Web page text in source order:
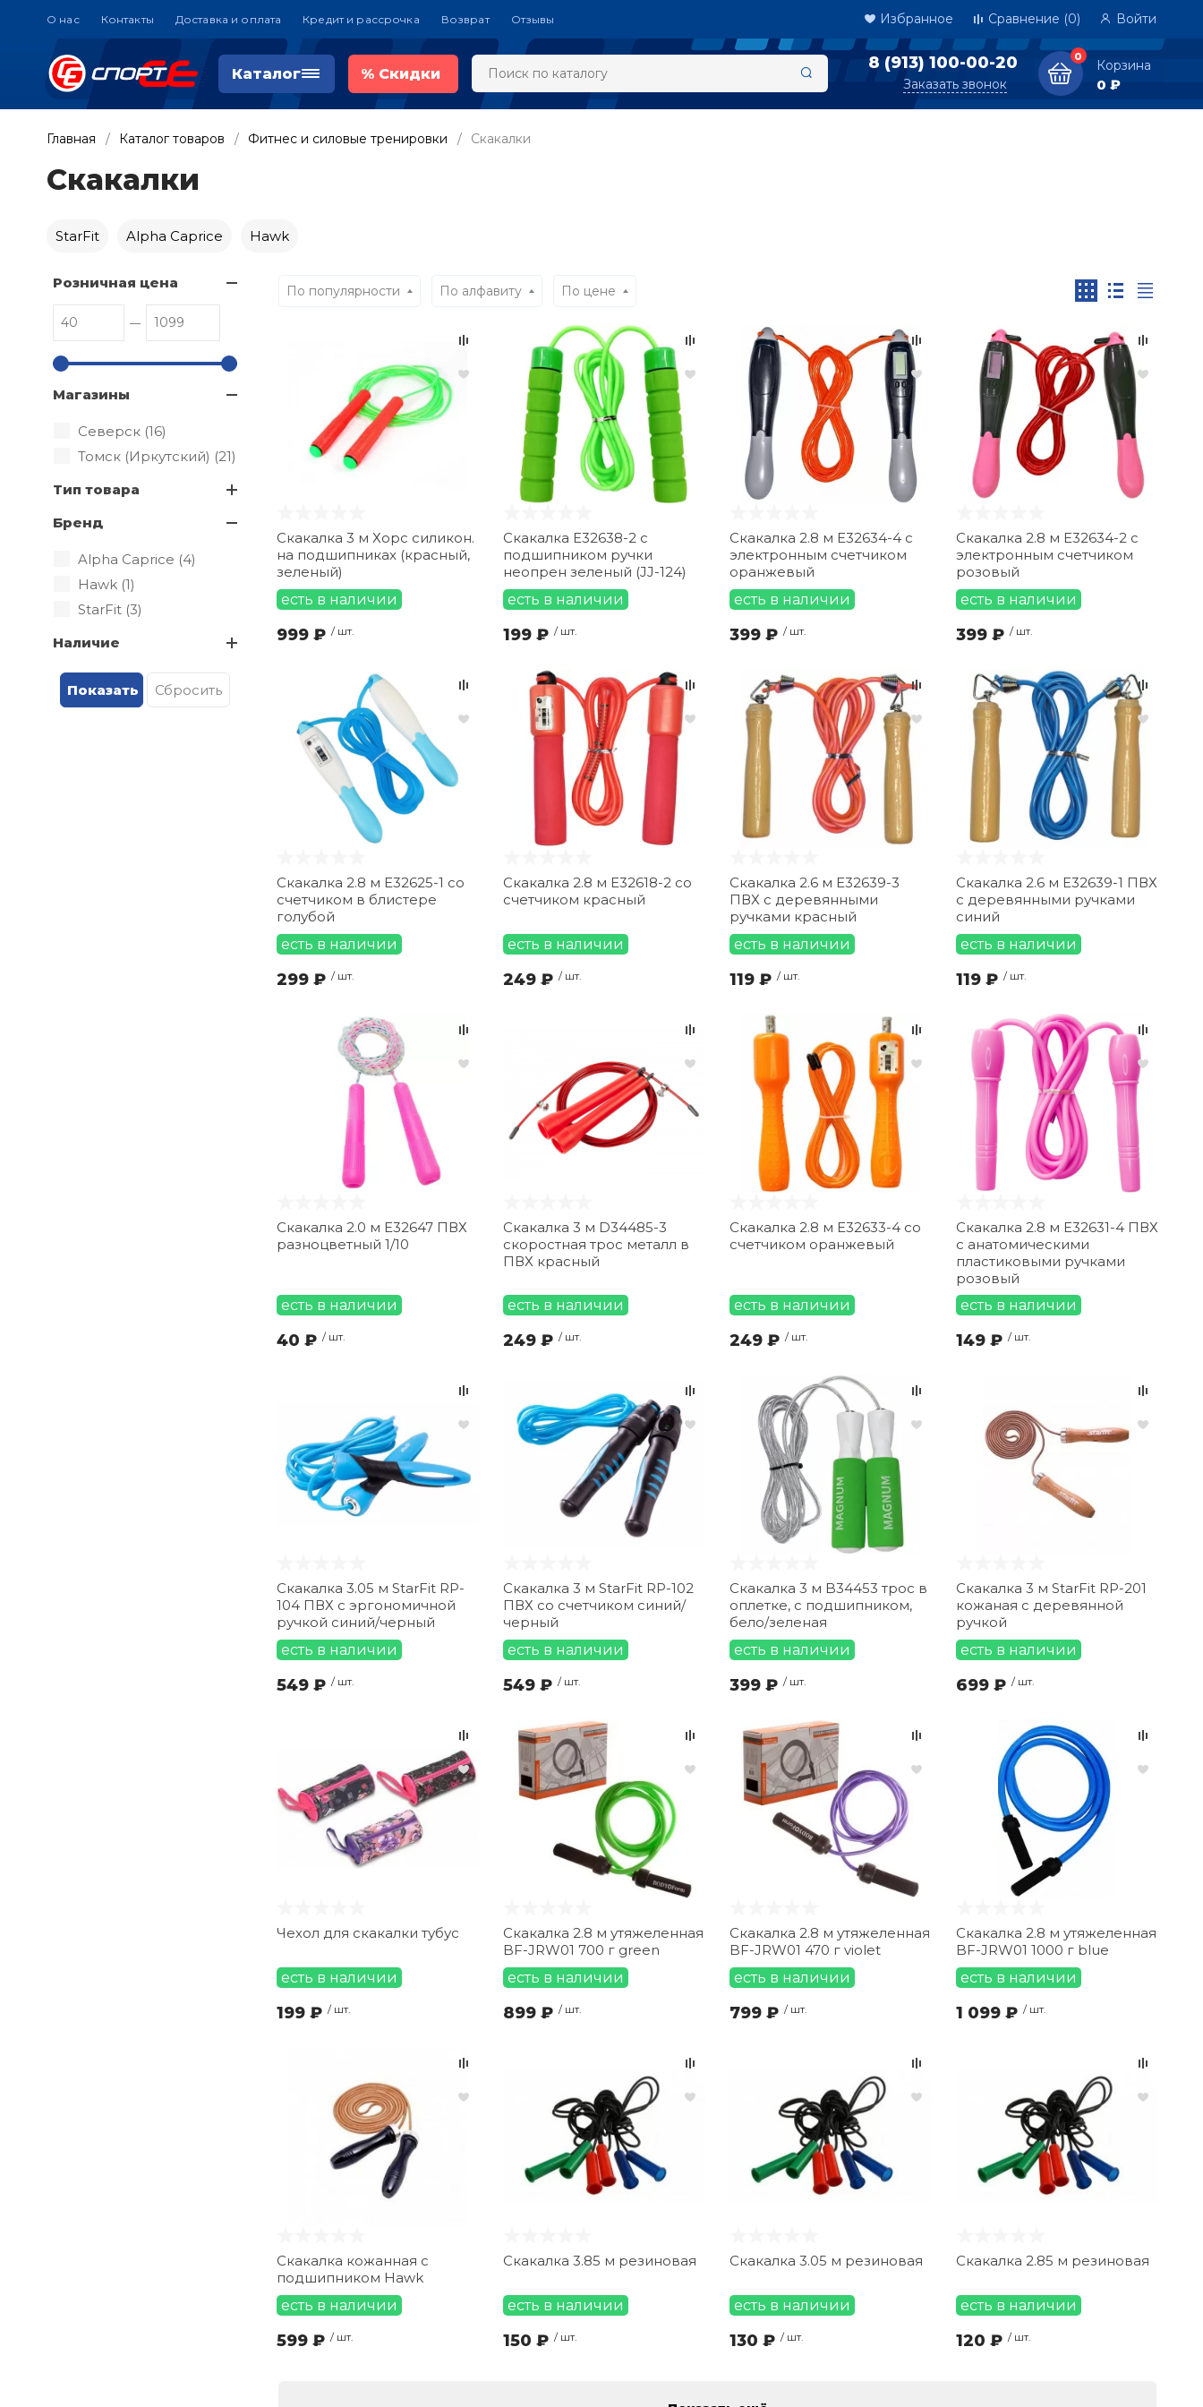
О нас Контакты Доставка и оплата Кредит и рассрочка Возврат Отзывы Избранное Сравнение (0) Войти
Каталог % Скидки
8 (913) 100-00-20
Заказать звонок
0
Корзина
0 ₽
Главная Каталог товаров Фитнес и силовые тренировки Скакалки
Скакалки
StarFit Alpha Caprice Hawk
Розничная цена
Магазины
Северск (16)
Томск (Иркутский) (21)
Тип товара
Бренд
Alpha Caprice (4)
Hawk (1)
StarFit (3)
Наличие
По популярности По алфавиту По цене
Скакалка 3 м Хорс силикон.
на подшипниках (красный,
зеленый)
есть в наличии
999 ₽ / шт.
Скакалка E32638-2 с
подшипником ручки
неопрен зеленый (JJ-124)
есть в наличии
199 ₽ / шт.
Скакалка 2.8 м E32634-4 с
электронным счетчиком
оранжевый
есть в наличии
399 ₽ / шт.
Скакалка 2.8 м E32634-2 с
электронным счетчиком
розовый
есть в наличии
399 ₽ / шт.
Скакалка 2.8 м E32625-1 со
счетчиком в блистере
голубой
есть в наличии
299 ₽ / шт.
Скакалка 2.8 м E32618-2 со
счетчиком красный
есть в наличии
249 ₽ / шт.
Скакалка 2.6 м E32639-3
ПВХ с деревянными
ручками красный
есть в наличии
119 ₽ / шт.
Скакалка 2.6 м E32639-1 ПВХ
с деревянными ручками
синий
есть в наличии
119 ₽ / шт.
Скакалка 2.0 м E32647 ПВХ
разноцветный 1/10
есть в наличии
40 ₽ / шт.
Скакалка 3 м D34485-3
скоростная трос металл в
ПВХ красный
есть в наличии
249 ₽ / шт.
Скакалка 2.8 м E32633-4 со
счетчиком оранжевый
есть в наличии
249 ₽ / шт.
Скакалка 2.8 м E32631-4 ПВХ
с анатомическими
пластиковыми ручками
розовый
есть в наличии
149 ₽ / шт.
Скакалка 3.05 м StarFit RP-
104 ПВХ с эргономичной
ручкой синий/черный
есть в наличии
549 ₽ / шт.
Скакалка 3 м StarFit RP-102
ПВХ со счетчиком синий/
черный
есть в наличии
549 ₽ / шт.
Скакалка 3 м B34453 трос в
оплетке, с подшипником,
бело/зеленая
есть в наличии
399 ₽ / шт.
Скакалка 3 м StarFit RP-201
кожаная с деревянной
ручкой
есть в наличии
699 ₽ / шт.
Чехол для скакалки тубус
есть в наличии
199 ₽ / шт.
Скакалка 2.8 м утяжеленная
BF-JRW01 700 г green
есть в наличии
899 ₽ / шт.
Скакалка 2.8 м утяжеленная
BF-JRW01 470 г violet
есть в наличии
799 ₽ / шт.
Скакалка 2.8 м утяжеленная
BF-JRW01 1000 г blue
есть в наличии
1 099 ₽ / шт.
Скакалка кожанная с
подшипником Hawk
есть в наличии
599 ₽ / шт.
Скакалка 3.85 м резиновая
есть в наличии
150 ₽ / шт.
Скакалка 3.05 м резиновая
есть в наличии
130 ₽ / шт.
Скакалка 2.85 м резиновая
есть в наличии
120 ₽ / шт.